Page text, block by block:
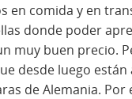
en comida y en
donde poder
muy buen precio.
desde luego están
de Alemania. Por